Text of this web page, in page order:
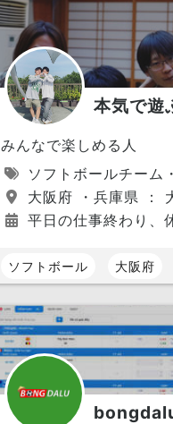
本気で遊
みんなで楽しめる人
ソフトボールチーム
大阪府 ・兵庫県 ：
平日の仕事終わり、
ソフトボール 大阪府